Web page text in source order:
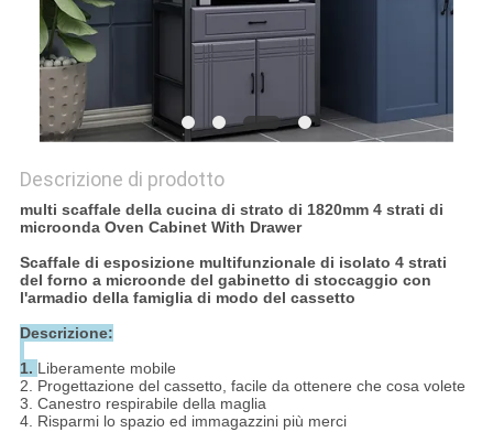
Descrizione di prodotto
multi scaffale della cucina di strato di 1820mm 4 strati di
microonda Oven Cabinet With Drawer
Scaffale di esposizione multifunzionale di isolato 4 strati
del forno a microonde del gabinetto di stoccaggio con
l'armadio della famiglia di modo del cassetto
Descrizione:
1. Liberamente mobile
2. Progettazione del cassetto, facile da ottenere che cosa volete
3. Canestro respirabile della maglia
4. Risparmi lo spazio ed immagazzini più merci